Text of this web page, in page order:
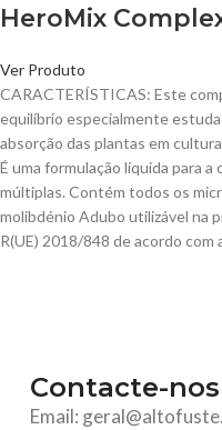
HeroMix
Ver Produto
CARACTERÍSTICAS: Este
equilíbrio especialmente
absorção das plantas em
É uma formulação líquida para
múltiplas. Contém todos os
molibdénio Adubo utilizável na
R(UE) 2018/848 de acordo com
Contacte-nos
Email: